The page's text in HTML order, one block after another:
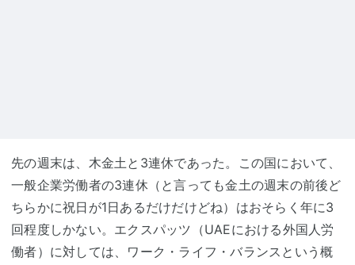
先の週末は、木金土と3連休であった。この国において、
一般企業労働者の3連休（と言っても金土の週末の前後ど
ちらかに祝日が1日あるだけだけどね）はおそらく年に3
回程度しかない。エクスパッツ（UAEにおける外国人労
働者）に対しては、ワーク・ライフ・バランスという概